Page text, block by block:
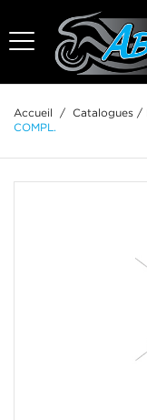
Accueil / Catalogues /
COMPL.